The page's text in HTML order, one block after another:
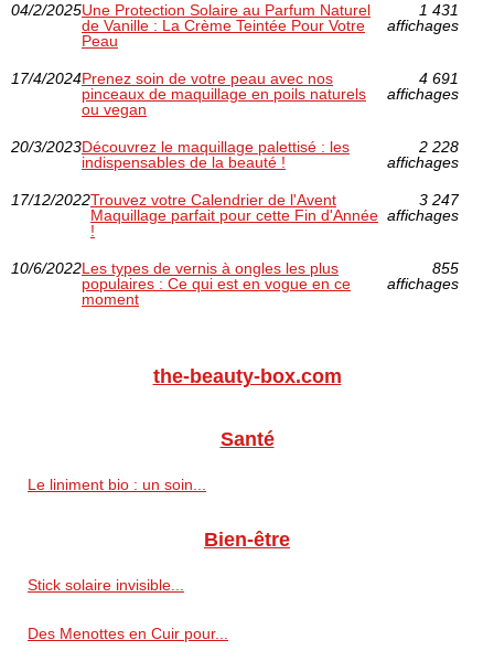
04/2/2025Une Protection Solaire au Parfum Naturel
de Vanille : La Crème Teintée Pour Votre
Peau
1 431
affichages
17/4/2024Prenez soin de votre peau avec nos
pinceaux de maquillage en poils naturels
ou vegan
4 691
affichages
20/3/2023Découvrez le maquillage palettisé : les
indispensables de la beauté !
2 228
affichages
17/12/2022Trouvez votre Calendrier de l'Avent
Maquillage parfait pour cette Fin d'Année
!
3 247
affichages
10/6/2022Les types de vernis à ongles les plus
populaires : Ce qui est en vogue en ce
moment
855
affichages
the-beauty-box.com
Santé
Le liniment bio : un soin...
Bien-être
Stick solaire invisible...
Des Menottes en Cuir pour...